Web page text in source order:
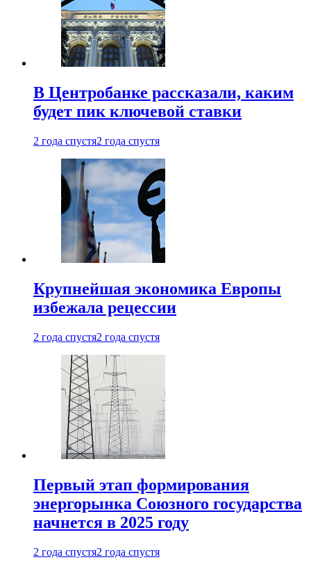
В Центробанке рассказали, каким
будет пик ключевой ставки
2 года спустя2 года спустя
Крупнейшая экономика Европы
избежала рецессии
2 года спустя2 года спустя
Первый этап формирования
энергорынка Союзного государства
начнется в 2025 году
2 года спустя2 года спустя